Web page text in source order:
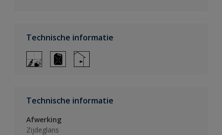
Technische informatie
Technische informatie
Afwerking
Zijdeglans